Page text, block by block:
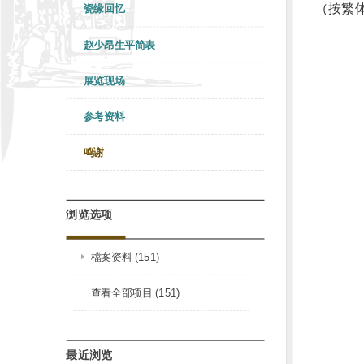
瓷缘回忆
赵少昂生平简表
展览现场
参考资料
鸣谢
浏览选项
檔案资料 (151)
查看全部项目 (151)
最近浏览
（按繁